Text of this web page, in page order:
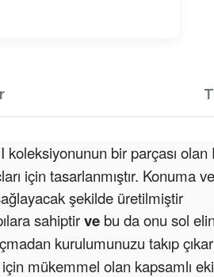
koleksiyonunun bir parçası
için tasarlanmıştır.
şekilde üretilmiştir
sahiptirve bu da onu sol
kurulumunuzu takıp
mükemmel olan kapsamlı